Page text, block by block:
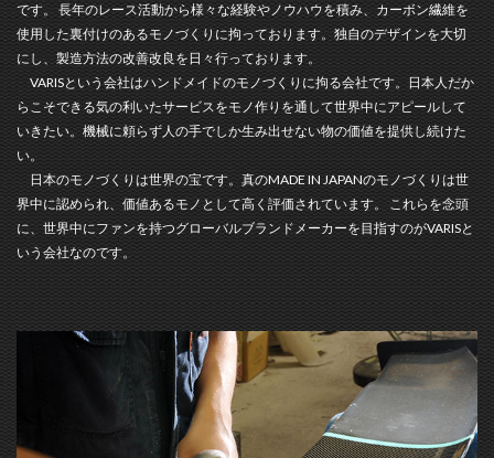
です。 長年のレース活動から様々な経験やノウハウを積み、カーボン繊維を
使用した裏付けのあるモノづくりに拘っております。独自のデザインを大切
にし、製造方法の改善改良を日々行っております。
VARISという会社はハンドメイドのモノづくりに拘る会社です。日本人だか
らこそできる気の利いたサービスをモノ作りを通して世界中にアピールして
いきたい。機械に頼らず人の手でしか生み出せない物の価値を提供し続けた
い。
日本のモノづくりは世界の宝です。真のMADE IN JAPANのモノづくりは世
界中に認められ、価値あるモノとして高く評価されています。 これらを念頭
に、世界中にファンを持つグローバルブランドメーカーを目指すのがVARISと
いう会社なのです。